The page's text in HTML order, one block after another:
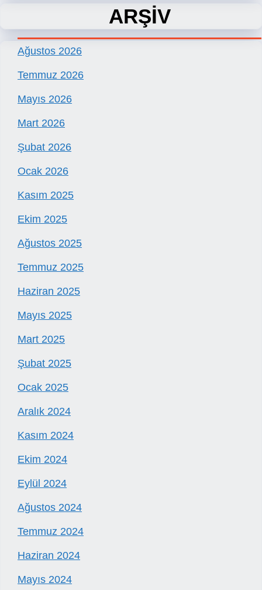
ARŞİV
Ağustos 2026
Temmuz 2026
Mayıs 2026
Mart 2026
Şubat 2026
Ocak 2026
Kasım 2025
Ekim 2025
Ağustos 2025
Temmuz 2025
Haziran 2025
Mayıs 2025
Mart 2025
Şubat 2025
Ocak 2025
Aralık 2024
Kasım 2024
Ekim 2024
Eylül 2024
Ağustos 2024
Temmuz 2024
Haziran 2024
Mayıs 2024